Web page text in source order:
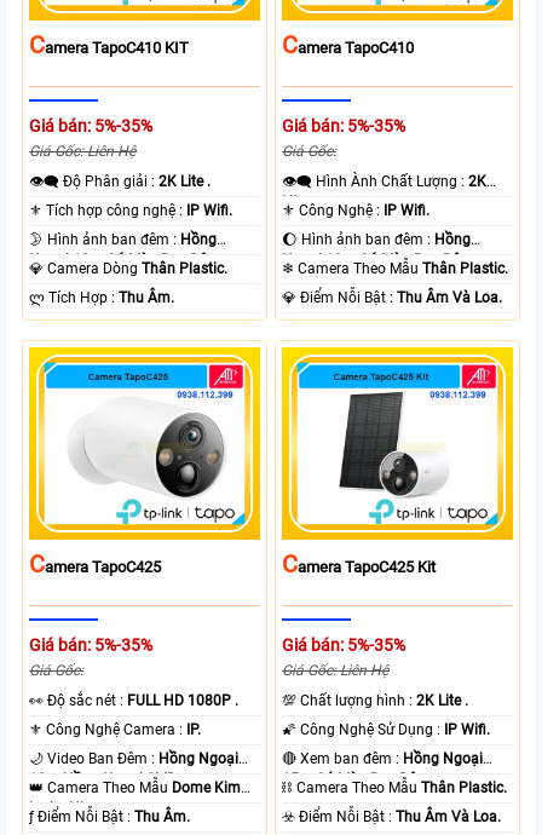
CAmera TapoC410 KIT
Giá bán: 5%-35%
Giá Gốc: Liên Hệ
👁️‍🗨 Độ Phân giải :2K Lite .
⚜️ Tích hợp công nghệ :
IP Wifi.
🌛 Hình ảnh ban đêm : Hồng
Ngoại 10m Có Màu Ban Ðêm.
💎 Camera DòngThân Plastic.
️ლ Tích Hợp :Thu Âm.
CAmera TapoC410
Giá bán: 5%-35%
Giá Gốc:
👁️‍🗨 Hình Ành Chất Lượng :2K
Lite .
⚜️ Công Nghệ :
IP Wifi.
🌔 Hình ảnh ban đêm : Hồng
Ngoại 10m Có Màu Ban Ðêm.
❄ Camera Theo MẫuThân Plastic.
️💎 Điểm Nỗi Bật :Thu Âm Và Loa.
CAmera TapoC425
Giá bán: 5%-35%
Giá Gốc:
️👀 Độ sắc nét : FULL HD 1080P .
⚜️ Công Nghệ Camera :
IP.
🌙 Video Ban Đêm : Hồng Ngoại
10m Hồng Ngoại SMD.
👑 Camera Theo Mẫu Dome Kim
loại + Nhựa.
️ƒ Điểm Nỗi Bật :Thu Âm.
CAmera TapoC425 Kit
Giá bán: 5%-35%
Giá Gốc: Liên Hệ
💯 Chất lượng hình :2K Lite .
🌠 Công Nghệ Sử Dụng :
IP Wifi.
🔴 Xem ban đêm : Hồng Ngoại
15m Có Màu Ban Ðêm.
⛓ Camera Theo MẫuThân Plastic.
️☣️ Điểm Nỗi Bật :Thu Âm Và Loa.